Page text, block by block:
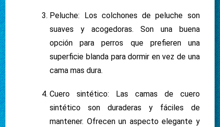
Peluche: Los colchones de peluche son
suaves y acogedoras. Son una buena
opción para perros que prefieren una
superficie blanda para dormir en vez de una
cama mas dura.
Cuero sintético: Las camas de cuero
sintético son duraderas y fáciles de
mantener. Ofrecen un aspecto elegante y